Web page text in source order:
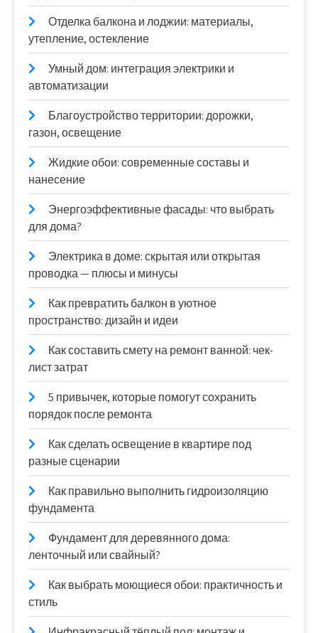
Отделка балкона и лоджии: материалы,
утепление, остекление
Умный дом: интеграция электрики и
автоматизации
Благоустройство территории: дорожки,
газон, освещение
Жидкие обои: современные составы и
нанесение
Энергоэффективные фасады: что выбрать
для дома?
Электрика в доме: скрытая или открытая
проводка — плюсы и минусы
Как превратить балкон в уютное
пространство: дизайн и идеи
Как составить смету на ремонт ванной: чек-
лист затрат
5 привычек, которые помогут сохранить
порядок после ремонта
Как сделать освещение в квартире под
разные сценарии
Как правильно выполнить гидроизоляцию
фундамента
Фундамент для деревянного дома:
ленточный или свайный?
Как выбрать моющиеся обои: практичность и
стиль